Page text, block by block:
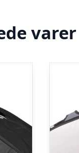
varer